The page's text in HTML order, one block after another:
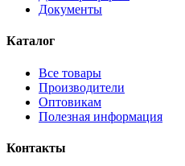
Документы
Каталог
Все товары
Производители
Оптовикам
Полезная информация
Контакты